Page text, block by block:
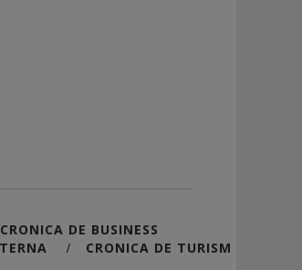
CRONICA DE BUSINESS
/ CRONICA DE TURISM